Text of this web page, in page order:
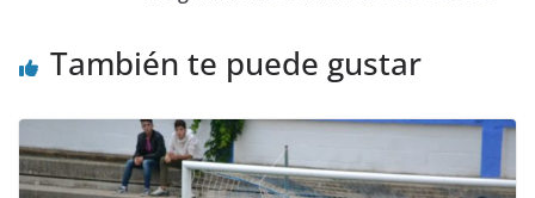
También te puede gustar